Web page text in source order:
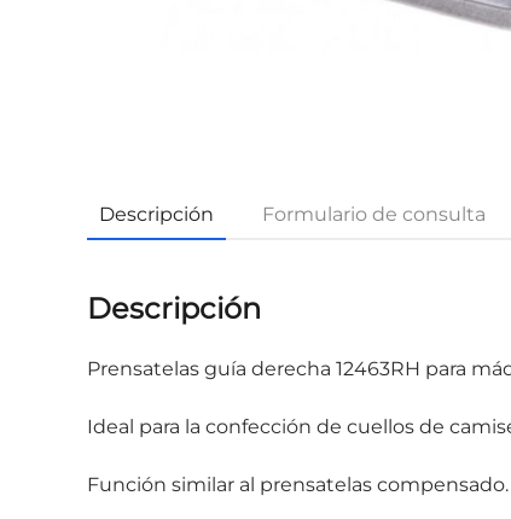
Descripción Formulario de consulta
Descripción
Prensatelas guía derecha 12463RH para
Ideal para la confección de cuellos de
Función similar al prensatelas compensado.